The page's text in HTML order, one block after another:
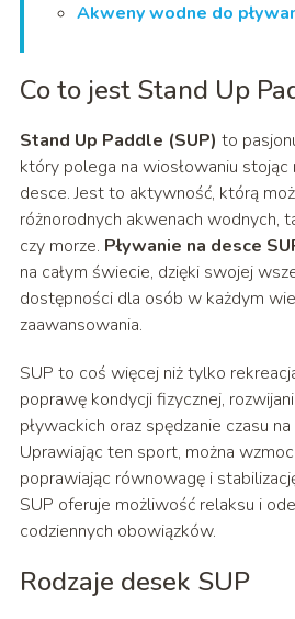
Akweny wodne do
Co to jest Stand Up
Stand Up Paddle (SUP) to
który polega na wiosłowaniu stojąc
desce. Jest to aktywność, którą
różnorodnych akwenach wodnych,
czy morze. Pływanie na desce
na całym świecie, dzięki swojej
dostępności dla osób w każdym
zaawansowania.
SUP to coś więcej niż tylko
poprawę kondycji fizycznej,
pływackich oraz spędzanie czasu
Uprawiając ten sport, można
poprawiając równowagę i
SUP oferuje możliwość relaksu i
codziennych obowiązków.
Rodzaje desek SUP